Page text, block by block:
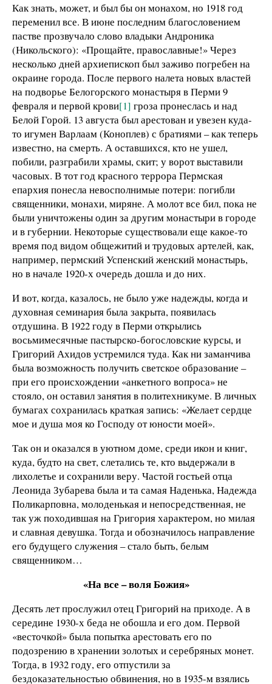
Как знать, может, и был бы он монахом, но 1918 год
переменил все. В июне последним благословением
пастве прозвучало слово владыки Андроника
(Никольского): «Прощайте, православные!» Через
несколько дней архиепископ был заживо погребен на
окраине города. После первого налета новых властей
на подворье Белогорского монастыря в Перми 9
февраля и первой крови[1] гроза пронеслась и над
Белой Горой. 13 августа был арестован и увезен куда-
то игумен Варлаам (Коноплев) с братиями – как теперь
известно, на смерть. А оставшихся, кто не ушел,
побили, разграбили храмы, скит; у ворот выставили
часовых. В тот год красного террора Пермская
епархия понесла невосполнимые потери: погибли
священники, монахи, миряне. А молот все бил, пока не
были уничтожены один за другим монастыри в городе
и в губернии. Некоторые существовали еще какое-то
время под видом общежитий и трудовых артелей, как,
например, пермский Успенский женский монастырь,
но в начале 1920-х очередь дошла и до них.
И вот, когда, казалось, не было уже надежды, когда и
духовная семинария была закрыта, появилась
отдушина. В 1922 году в Перми открылись
восьмимесячные пастырско-богословские курсы, и
Григорий Ахидов устремился туда. Как ни заманчива
была возможность получить светское образование –
при его происхождении «анкетного вопроса» не
стояло, он оставил занятия в политехникуме. В личных
бумагах сохранилась краткая запись: «Желает сердце
мое и душа моя ко Господу от юности моей».
Так он и оказался в уютном доме, среди икон и книг,
куда, будто на свет, слетались те, кто выдержали в
лихолетье и сохранили веру. Частой гостьей отца
Леонида Зубарева была и та самая Наденька, Надежда
Поликарповна, молоденькая и непосредственная, не
так уж походившая на Григория характером, но милая
и славная девушка. Тогда и обозначилось направление
его будущего служения – стало быть, белым
священником…
«На все – воля Божия»
Десять лет прослужил отец Григорий на приходе. А в
середине 1930-х беда не обошла и его дом. Первой
«весточкой» была попытка арестовать его по
подозрению в хранении золотых и серебряных монет.
Тогда, в 1932 году, его отпустили за
бездоказательностью обвинения, но в 1935-м взялись